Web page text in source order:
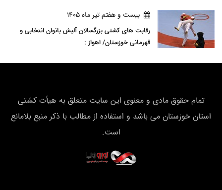
بيست و هفتم تير ماه 1405
رقابت های کشتی بزرگسالان آلیش بانوان انتخابی و
قهرمانی خوزستان/ اهواز :
تمام حقوق مادی و معنوی این سایت متعلق به هیأت كشتی
استان خوزستان می باشد و استفاده از مطالب با ذکر منبع بلامانع
است.